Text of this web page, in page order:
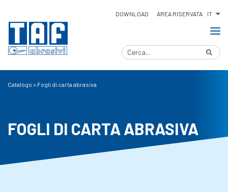
DOWNLOAD AREA RISERVATA IT
Catalogo > Fogli di carta abrasiva
FOGLI DI CARTA ABRASIVA